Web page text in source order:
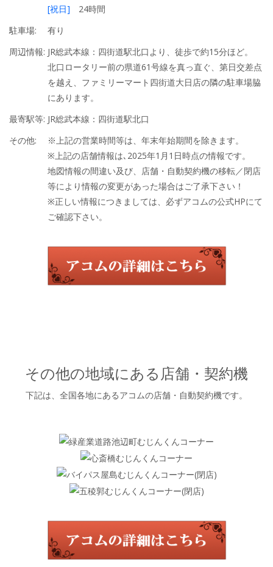
[祝日] 24時間
駐車場:
有り
周辺情報: JR総武本線：四街道駅北口より、徒歩で約15分ほど。
北口ロータリー前の県道61号線を真っ直ぐ、第日交差点
を越え、ファミリーマート四街道大日店の隣の駐車場脇
にあります。
最寄駅等: JR総武本線：四街道駅北口
その他:
※上記の営業時間等は、年末年始期間を除きます。
※上記の店舗情報は､2025年1月1日時点の情報です。
地図情報の間違い及び、店舗・自動契約機の移転／閉店
等により情報の変更があった場合はご了承下さい！
※正しい情報につきましては、必ずアコムの公式HPにて
ご確認下さい。
その他の地域にある店舗・契約機
下記は、全国各地にあるアコムの店舗・自動契約機です。